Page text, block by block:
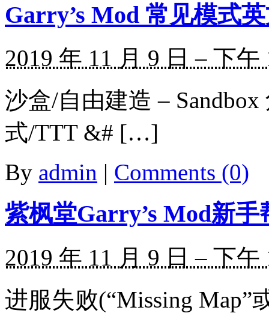
Garry’s Mod 常见模式
2019 年 11 月 9 日 – 下午
沙盒/自由建造 –
式/TTT &# […]
By admin | Comments (0)
紫枫堂Garry’s Mod新手
2019 年 11 月 9 日 – 下午
进服失败(“Missing